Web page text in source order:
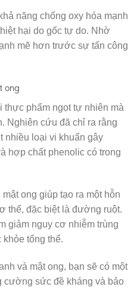
năng chống oxy hóa mạnh
hại do gốc tự do. Nhờ
mẽ hơn trước sự tấn công
ong
thực phẩm ngọt tự nhiên mà
Nghiên cứu đã chỉ ra rằng
nhiều loại vi khuẩn gây
hợp chất phenolic có trong
ong giúp tạo ra một hỗn
thể, đặc biệt là đường ruột.
giảm nguy cơ nhiễm trùng
tổng thể.
và mật ong, bạn sẽ có một
cường sức đề kháng và bảo